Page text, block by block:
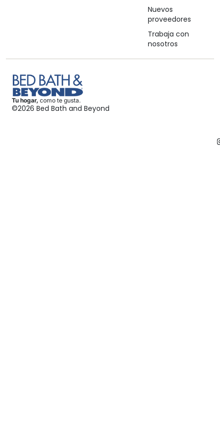
Nuevos
proveedores
Trabaja con
nosotros
Tu hogar, como te gusta.
©2026 Bed Bath and Beyond